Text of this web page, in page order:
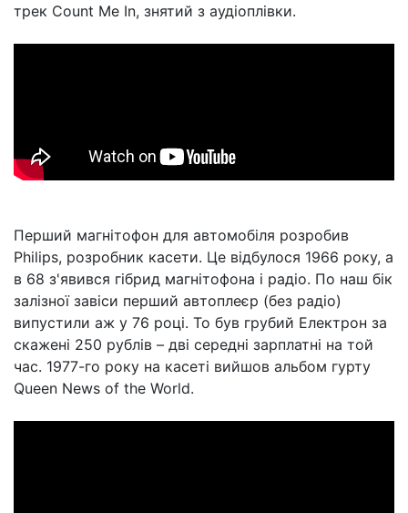
трек Count Me In, знятий з аудіоплівки.
Перший магнітофон для автомобіля розробив
Philips, розробник касети. Це відбулося 1966 року, а
в 68 з'явився гібрид магнітофона і радіо. По наш бік
залізної завіси перший автоплеєр (без радіо)
випустили аж у 76 році. То був грубий Електрон за
скажені 250 рублів – дві середні зарплатні на той
час. 1977-го року на касеті вийшов альбом гурту
Queen News of the World.